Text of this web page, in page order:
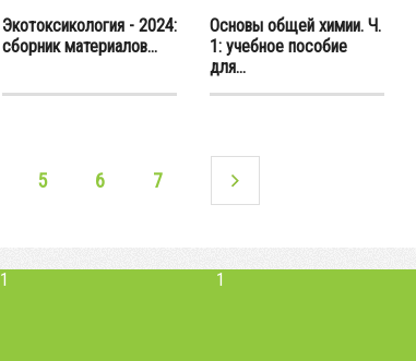
Экотоксикология - 2024:
сборник материалов...
Основы общей химии. Ч.
1: учебное пособие
для...
5 6 7
1 1